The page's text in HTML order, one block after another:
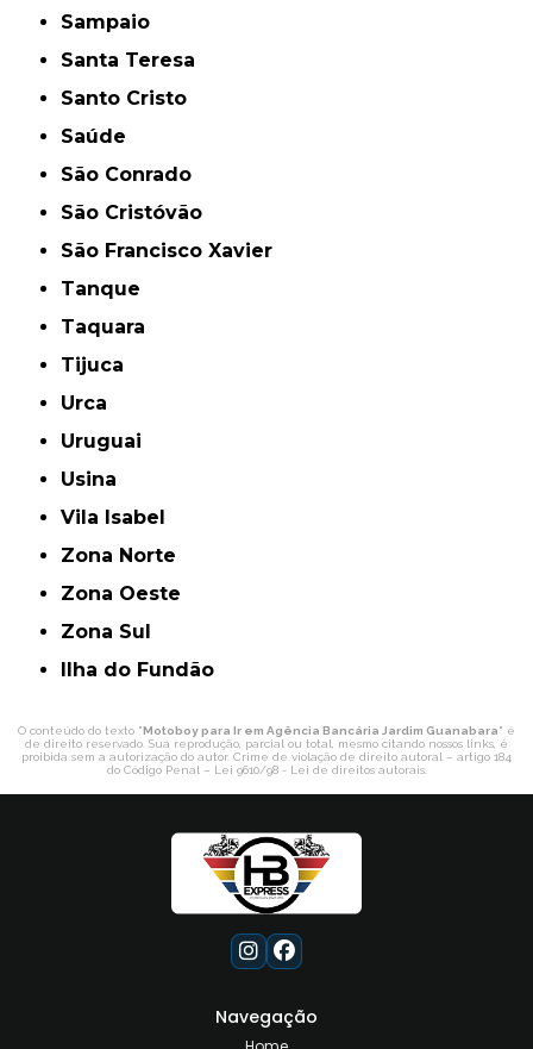
Sampaio
Santa Teresa
Santo Cristo
Saúde
São Conrado
São Cristóvão
São Francisco Xavier
Tanque
Taquara
Tijuca
Urca
Uruguai
Usina
Vila Isabel
Zona Norte
Zona Oeste
Zona Sul
ilha do Fundão
O conteúdo do texto "Motoboy para Ir em Agência Bancária Jardim Guanabara" é
de direito reservado. Sua reprodução, parcial ou total, mesmo citando nossos links, é
proibida sem a autorização do autor. Crime de violação de direito autoral – artigo 184
do Código Penal – Lei 9610/98 - Lei de direitos autorais.
Navegação